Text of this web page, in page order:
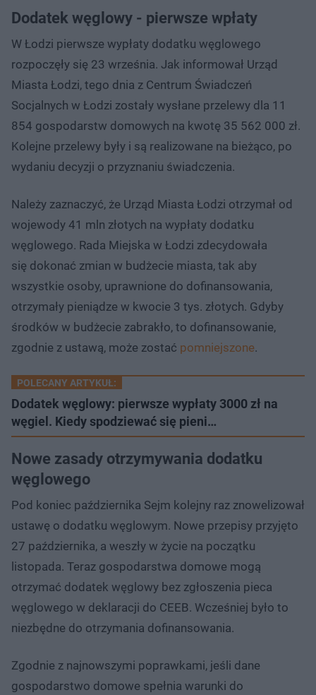
Dodatek węglowy - pierwsze wpłaty
W Łodzi pierwsze wypłaty dodatku węglowego
rozpoczęły się 23 września. Jak informował Urząd
Miasta Łodzi, tego dnia z Centrum Świadczeń
Socjalnych w Łodzi zostały wysłane przelewy dla 11
854 gospodarstw domowych na kwotę 35 562 000 zł.
Kolejne przelewy były i są realizowane na bieżąco, po
wydaniu decyzji o przyznaniu świadczenia.
Należy zaznaczyć, że Urząd Miasta Łodzi otrzymał od
wojewody 41 mln złotych na wypłaty dodatku
węglowego. Rada Miejska w Łodzi zdecydowała
się dokonać zmian w budżecie miasta, tak aby
wszystkie osoby, uprawnione do dofinansowania,
otrzymały pieniądze w kwocie 3 tys. złotych. Gdyby
środków w budżecie zabrakło, to dofinansowanie,
zgodnie z ustawą, może zostać pomniejszone.
POLECANY ARTYKUŁ:
Dodatek węglowy: pierwsze wypłaty 3000 zł na
węgiel. Kiedy spodziewać się pieni…
Nowe zasady otrzymywania dodatku
węglowego
Pod koniec października Sejm kolejny raz znowelizował
ustawę o dodatku węglowym. Nowe przepisy przyjęto
27 października, a weszły w życie na początku
listopada. Teraz gospodarstwa domowe mogą
otrzymać dodatek węglowy bez zgłoszenia pieca
węglowego w deklaracji do CEEB. Wcześniej było to
niezbędne do otrzymania dofinansowania.
Zgodnie z najnowszymi poprawkami, jeśli dane
gospodarstwo domowe spełnia warunki do